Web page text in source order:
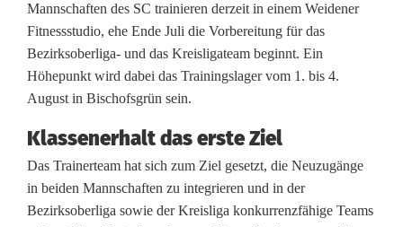
e
F
u
b
a
l
Mannschaften des SC trainieren derzeit in einem Weidener
Fitnessstudio, ehe Ende Juli die Vorbereitung für das
Bezirksoberliga- und das Kreisligateam beginnt. Ein
Höhepunkt wird dabei das Trainingslager vom 1. bis 4.
August in Bischofsgrün sein.
Klassenerhalt das erste Ziel
Das Trainerteam hat sich zum Ziel gesetzt, die Neuzugänge
in beiden Mannschaften zu integrieren und in der
Bezirksoberliga sowie der Kreisliga konkurrenzfähige Teams